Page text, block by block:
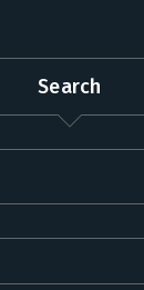
Search